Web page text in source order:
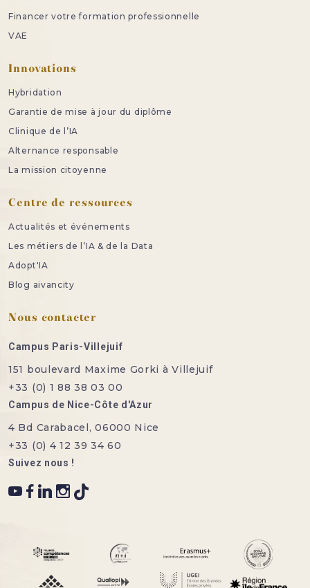
Financer votre formation professionnelle
VAE
Innovations
Hybridation
Garantie de mise à jour du diplôme
Clinique de l’IA
Alternance responsable
La mission citoyenne
Centre de ressources
Actualités et événements
Les métiers de l’IA & de la Data
Adopt'IA
Blog aivancity
Nous contacter
Campus Paris-Villejuif
151 boulevard Maxime Gorki à Villejuif
+33 (0) 1 88 38 03 00
Campus de Nice-Côte d'Azur
4 Bd Carabacel, 06000 Nice
+33 (0) 4 12 39 34 60
Suivez nous !